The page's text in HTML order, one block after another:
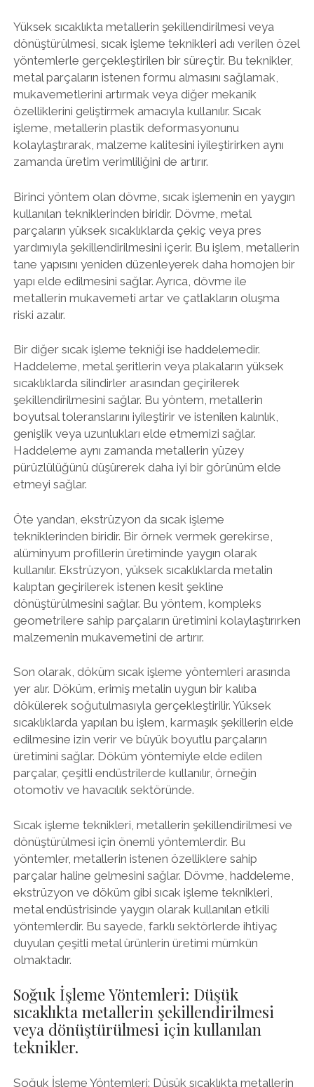
Yüksek sıcaklıkta metallerin şekillendirilmesi veya
dönüştürülmesi, sıcak işleme teknikleri adı verilen özel
yöntemlerle gerçekleştirilen bir süreçtir. Bu teknikler,
metal parçaların istenen formu almasını sağlamak,
mukavemetlerini artırmak veya diğer mekanik
özelliklerini geliştirmek amacıyla kullanılır. Sıcak
işleme, metallerin plastik deformasyonunu
kolaylaştırarak, malzeme kalitesini iyileştirirken aynı
zamanda üretim verimliliğini de artırır.
Birinci yöntem olan dövme, sıcak işlemenin en yaygın
kullanılan tekniklerinden biridir. Dövme, metal
parçaların yüksek sıcaklıklarda çekiç veya pres
yardımıyla şekillendirilmesini içerir. Bu işlem, metallerin
tane yapısını yeniden düzenleyerek daha homojen bir
yapı elde edilmesini sağlar. Ayrıca, dövme ile
metallerin mukavemeti artar ve çatlakların oluşma
riski azalır.
Bir diğer sıcak işleme tekniği ise haddelemedir.
Haddeleme, metal şeritlerin veya plakaların yüksek
sıcaklıklarda silindirler arasından geçirilerek
şekillendirilmesini sağlar. Bu yöntem, metallerin
boyutsal toleranslarını iyileştirir ve istenilen kalınlık,
genişlik veya uzunlukları elde etmemizi sağlar.
Haddeleme aynı zamanda metallerin yüzey
pürüzlülüğünü düşürerek daha iyi bir görünüm elde
etmeyi sağlar.
Öte yandan, ekstrüzyon da sıcak işleme
tekniklerinden biridir. Bir örnek vermek gerekirse,
alüminyum profillerin üretiminde yaygın olarak
kullanılır. Ekstrüzyon, yüksek sıcaklıklarda metalin
kalıptan geçirilerek istenen kesit şekline
dönüştürülmesini sağlar. Bu yöntem, kompleks
geometrilere sahip parçaların üretimini kolaylaştırırken
malzemenin mukavemetini de artırır.
Son olarak, döküm sıcak işleme yöntemleri arasında
yer alır. Döküm, erimiş metalin uygun bir kalıba
dökülerek soğutulmasıyla gerçekleştirilir. Yüksek
sıcaklıklarda yapılan bu işlem, karmaşık şekillerin elde
edilmesine izin verir ve büyük boyutlu parçaların
üretimini sağlar. Döküm yöntemiyle elde edilen
parçalar, çeşitli endüstrilerde kullanılır, örneğin
otomotiv ve havacılık sektöründe.
Sıcak işleme teknikleri, metallerin şekillendirilmesi ve
dönüştürülmesi için önemli yöntemlerdir. Bu
yöntemler, metallerin istenen özelliklere sahip
parçalar haline gelmesini sağlar. Dövme, haddeleme,
ekstrüzyon ve döküm gibi sıcak işleme teknikleri,
metal endüstrisinde yaygın olarak kullanılan etkili
yöntemlerdir. Bu sayede, farklı sektörlerde ihtiyaç
duyulan çeşitli metal ürünlerin üretimi mümkün
olmaktadır.
Soğuk İşleme Yöntemleri: Düşük
sıcaklıkta metallerin şekillendirilmesi
veya dönüştürülmesi için kullanılan
teknikler.
Soğuk İşleme Yöntemleri: Düşük sıcaklıkta metallerin